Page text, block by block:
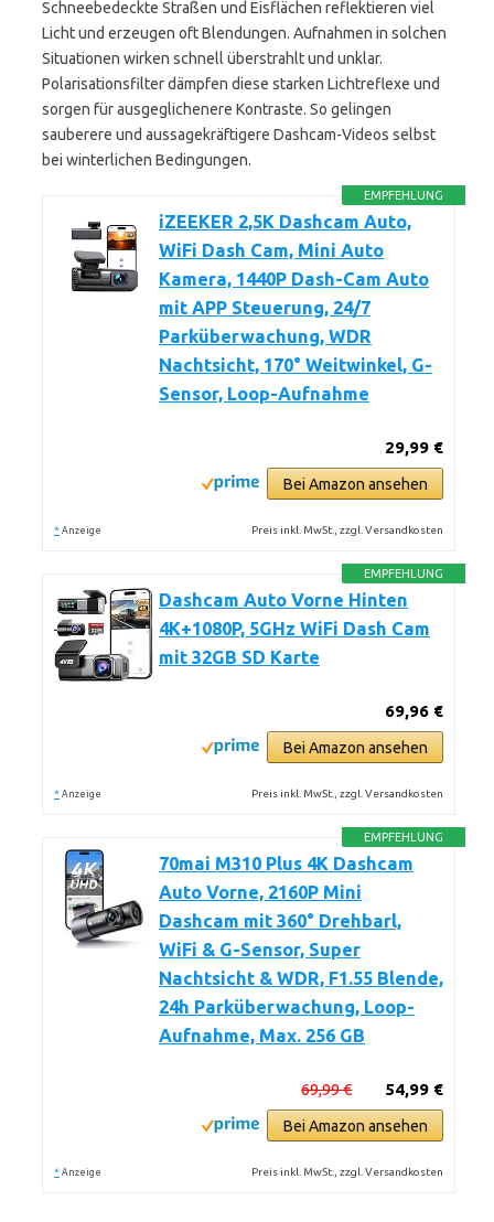
Schneebedeckte Straßen und Eisflächen reflektieren viel
Licht und erzeugen oft Blendungen. Aufnahmen in solchen
Situationen wirken schnell überstrahlt und unklar.
Polarisationsfilter dämpfen diese starken Lichtreflexe und
sorgen für ausgeglichenere Kontraste. So gelingen
sauberere und aussagekräftigere Dashcam-Videos selbst
bei winterlichen Bedingungen.
EMPFEHLUNG
iZEEKER 2,5K Dashcam Auto,
WiFi Dash Cam, Mini Auto
Kamera, 1440P Dash-Cam Auto
mit APP Steuerung, 24/7
Parküberwachung, WDR
Nachtsicht, 170° Weitwinkel, G-
Sensor, Loop-Aufnahme
29,99 €
Bei Amazon ansehen
* Anzeige Preis inkl. MwSt., zzgl. Versandkosten
EMPFEHLUNG
Dashcam Auto Vorne Hinten
4K+1080P, 5GHz WiFi Dash Cam
mit 32GB SD Karte
69,96 €
Bei Amazon ansehen
* Anzeige Preis inkl. MwSt., zzgl. Versandkosten
EMPFEHLUNG
70mai M310 Plus 4K Dashcam
Auto Vorne, 2160P Mini
Dashcam mit 360° Drehbarl,
WiFi & G-Sensor, Super
Nachtsicht & WDR, F1.55 Blende,
24h Parküberwachung, Loop-
Aufnahme, Max. 256 GB
54,99 €
69,99 €
Bei Amazon ansehen
* Anzeige Preis inkl. MwSt., zzgl. Versandkosten